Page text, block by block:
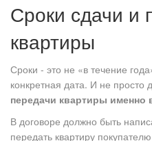
Сроки сдачи и
квартиры
Сроки - это не «в течение
конкретная дата. И не просто
передачи квартиры именно
В договоре должно быть
передать квартиру